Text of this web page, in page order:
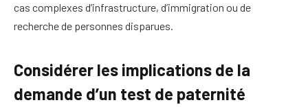
cas complexes d’infrastructure, d’immigration ou de
recherche de personnes disparues.
Considérer les implications de la
demande d’un test de paternité